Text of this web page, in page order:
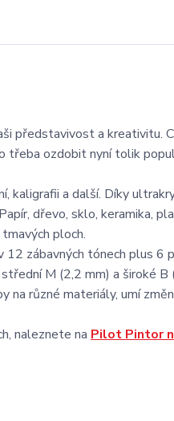
představivost a kreativitu.
ozdobit nyní tolik
kaligrafii a další. Díky
dřevo, sklo, keramika,
ploch.
zábavných tónech plus 6
M (2,2 mm) a široké B
na různé materiály, umí
naleznete na Pilot Pintor